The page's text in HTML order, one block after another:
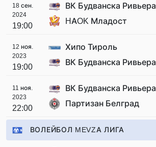
18 сен.
2024
19:00
ВК Будванска Ривьера
HAOK Младост
12 ноя.
2023
19:00
Хипо Тироль
ВК Будванска Ривьера
11 ноя.
2023
22:00
ВК Будванска Ривьера
Партизан Белград
ВОЛЕЙБОЛ MEVZA ЛИГА